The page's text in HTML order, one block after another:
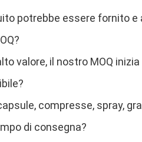
potrebbe essere fornito
valore, il nostro MOQ
compresse, spray,
di consegna?